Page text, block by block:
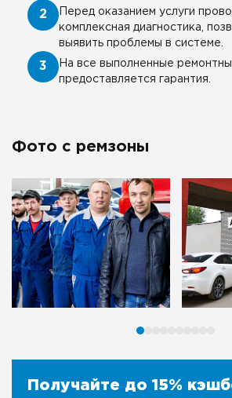
2
Перед оказанием услуги
комплексная диагностика,
выявить проблемы в системе.
3
На все выполненные
предоставляется гарантия.
Фото с ремзоны
Получайте до 15% кэшбека за